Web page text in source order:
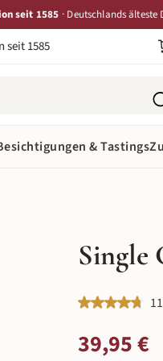
1585 · Deutschlands älteste
seit 1585
& Tastings
Single
Regulärer Preis:
39,95 €